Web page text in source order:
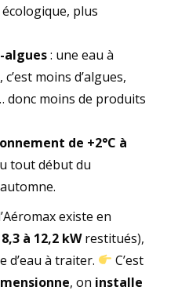
plus
algues: une eau à
moins d’algues,
donc moins de produits
de +2°C à
tout début du
existe en
8,3 à 12,2 kWrestitués),
d’eau à traiter.
C’est
, on installe